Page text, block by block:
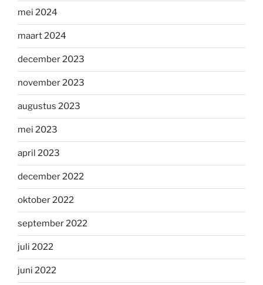
mei 2024
maart 2024
december 2023
november 2023
augustus 2023
mei 2023
april 2023
december 2022
oktober 2022
september 2022
juli 2022
juni 2022